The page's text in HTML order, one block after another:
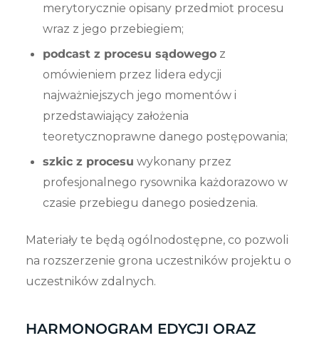
merytorycznie opisany przedmiot procesu
wraz z jego przebiegiem;
podcast z procesu sądowegoz
omówieniem przez lidera edycji
najważniejszych jego momentów i
przedstawiający założenia
teoretycznoprawne danego postępowania;
szkic z procesu wykonany przez
profesjonalnego rysownika każdorazowo w
czasie przebiegu danego posiedzenia.
Materiały te będą ogólnodostępne, co pozwoli
na rozszerzenie grona uczestników projektu o
uczestników zdalnych.
HARMONOGRAM EDYCJI ORAZ